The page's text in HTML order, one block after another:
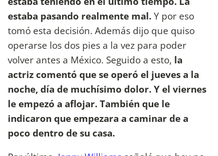
estaba pasando realmente mal.Y por eso
tomó esta decisión. Además dijo que quiso
operarse los dos pies a la vez para poder
volver antes a México. Seguido a esto, la
actriz comentó que se operó el jueves a la
noche, día de muchísimo dolor. Y el viernes
le empezó a aflojar. También que le
indicaron que empezara a caminar de a
poco dentro de su casa.